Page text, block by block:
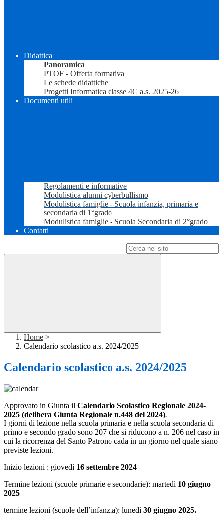
Didattica
Panoramica
PTOF - Offerta formativa
Le schede didattiche
Progetti Informatica classe 4C a.s. 2025-26
Documenti utili
Regolamenti e informative
Modulistica alunni cyberbullismo
Modulistica famiglie - Scuola infanzia, primaria e
secondaria di 1°grado
Modulistica famiglie - Scuola Secondaria di 2°grado
Contatti
Home >
Calendario scolastico a.s. 2024/2025
Calendario scolastico a.s. 2024/2025
Approvato in Giunta il Calendario Scolastico Regionale 2024-
2025 (delibera Giunta Regionale n.448 del 2024).
I giorni di lezione nella scuola primaria e nella scuola secondaria di
primo e secondo grado sono 207 che si riducono a n. 206 nel caso in
cui la ricorrenza del Santo Patrono cada in un giorno nel quale siano
previste lezioni.
Inizio lezioni : giovedì 16 settembre 2024
Termine lezioni (scuole primarie e secondarie): martedì 10 giugno
2025
termine lezioni (scuole dell’infanzia): lunedì 30 giugno 2025.